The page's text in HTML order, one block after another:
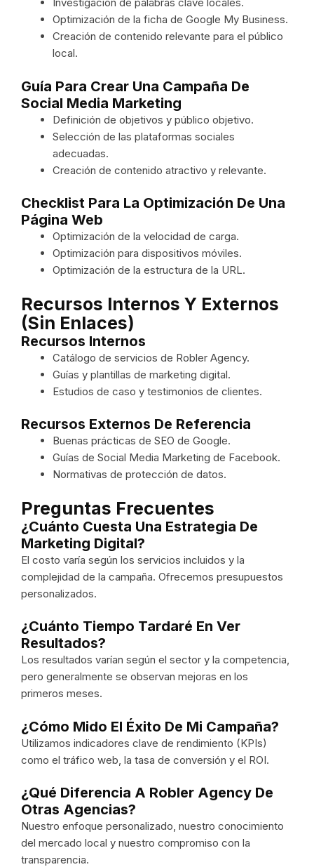
Optimización de la ficha de Google My Business.
Creación de contenido relevante para el público
local.
Guía Para Crear Una Campaña De
Social Media Marketing
Definición de objetivos y público objetivo.
Selección de las plataformas sociales
adecuadas.
Creación de contenido atractivo y relevante.
Checklist Para La Optimización De Una
Página Web
Optimización de la velocidad de carga.
Optimización para dispositivos móviles.
Optimización de la estructura de la URL.
Recursos Internos Y Externos
(sin Enlaces)
Recursos Internos
Catálogo de servicios de Robler Agency.
Guías y plantillas de marketing digital.
Estudios de caso y testimonios de clientes.
Recursos Externos De Referencia
Buenas prácticas de SEO de Google.
Guías de Social Media Marketing de Facebook.
Normativas de protección de datos.
Preguntas Frecuentes
¿Cuánto Cuesta Una Estrategia De
Marketing Digital?
El costo varía según los servicios incluidos y la
complejidad de la campaña. Ofrecemos presupuestos
personalizados.
¿Cuánto Tiempo Tardaré En Ver
Resultados?
Los resultados varían según el sector y la competencia,
pero generalmente se observan mejoras en los
primeros meses.
¿Cómo Mido El Éxito De Mi Campaña?
Utilizamos indicadores clave de rendimiento (KPIs)
como el tráfico web, la tasa de conversión y el ROI.
¿Qué Diferencia A Robler Agency De
Otras Agencias?
Nuestro enfoque personalizado, nuestro conocimiento
del mercado local y nuestro compromiso con la
transparencia.